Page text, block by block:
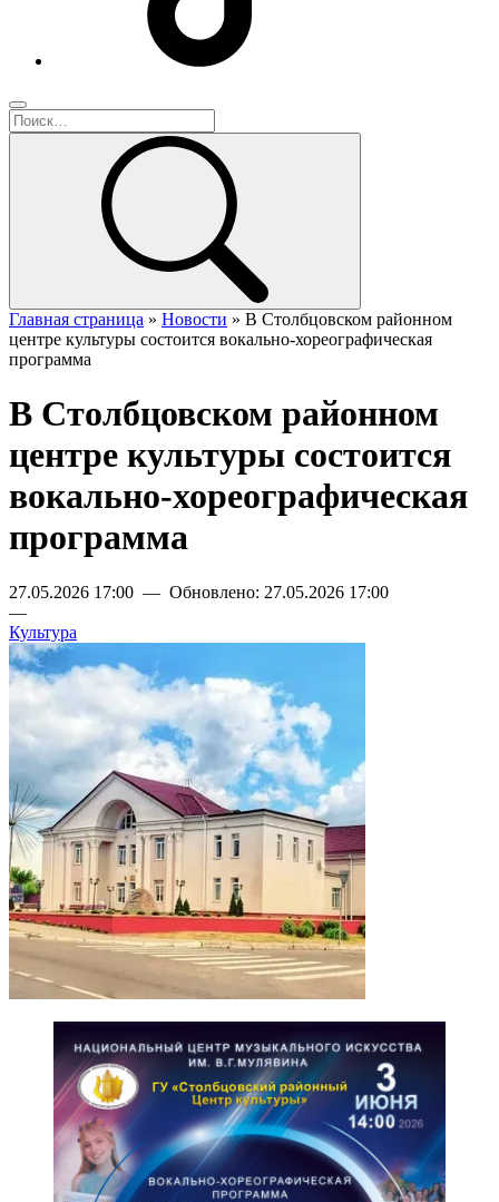
Главная страница » Новости » В Столбцовском районном
центре культуры состоится вокально-хореографическая
программа
В Столбцовском районном
центре культуры состоится
вокально-хореографическая
программа
27.05.2026 17:00 — Обновлено: 27.05.2026 17:00
—
Культура